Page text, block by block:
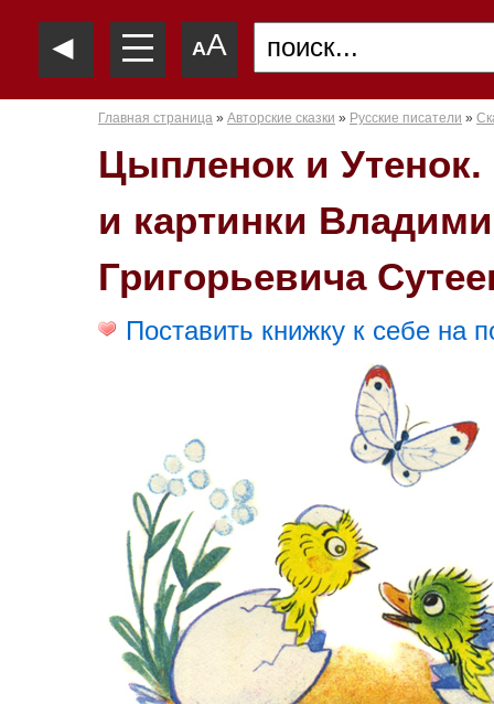
◄ —
—
— AA
Главная страница » Авторские сказки » Русские писатели »
Цыпленок и Утенок.
и картинки
Григорьевича
Поставить книжку к себе на